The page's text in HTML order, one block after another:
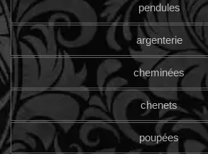
pendules
argenterie
cheminées
chenets
poupées